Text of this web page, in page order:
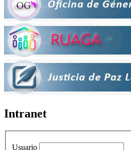
Intranet
Usuario